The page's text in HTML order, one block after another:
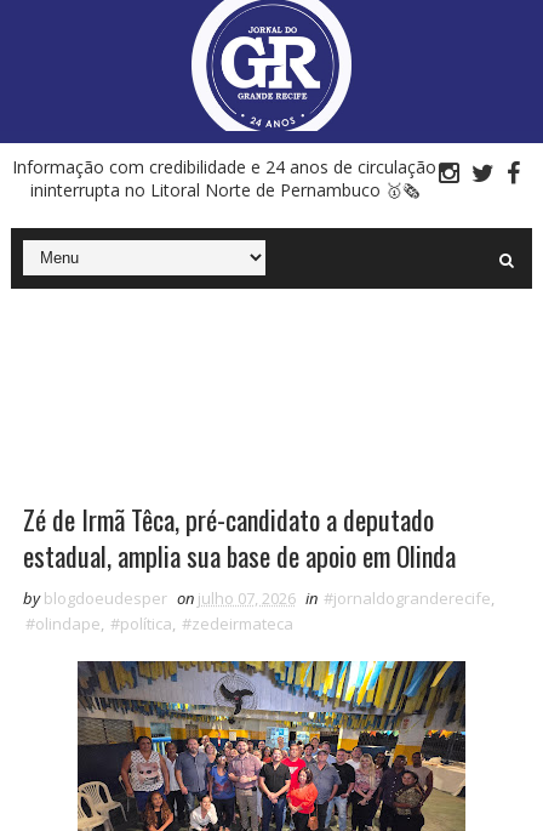
Informação com credibilidade e 24 anos de circulação
ininterrupta no Litoral Norte de Pernambuco 🥇🗞
Zé de Irmã Têca, pré-candidato a deputado
estadual, amplia sua base de apoio em Olinda
by blogdoeudesper on julho 07, 2026 in #jornaldogranderecife,
#olindape, #política, #zedeirmateca